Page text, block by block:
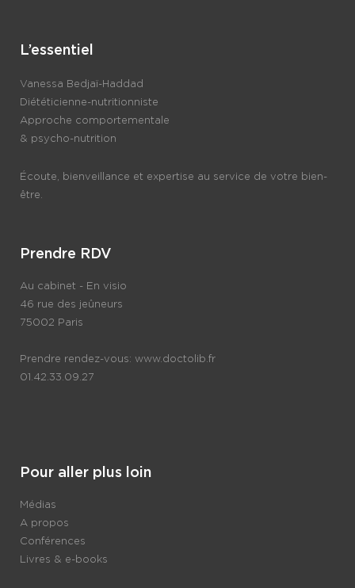
L’essentiel
Vanessa Bedjaï-Haddad
Diététicienne-nutritionniste
Approche comportementale
& psycho-nutrition
Écoute, bienveillance et expertise au service de votre bien-
être.
Prendre RDV
Au cabinet - En visio
46 rue des jeûneurs
75002 Paris
Prendre rendez-vous: www.doctolib.fr
01.42.33.09.27
Pour aller plus loin
Médias
A propos
Conférences
Livres & e-books